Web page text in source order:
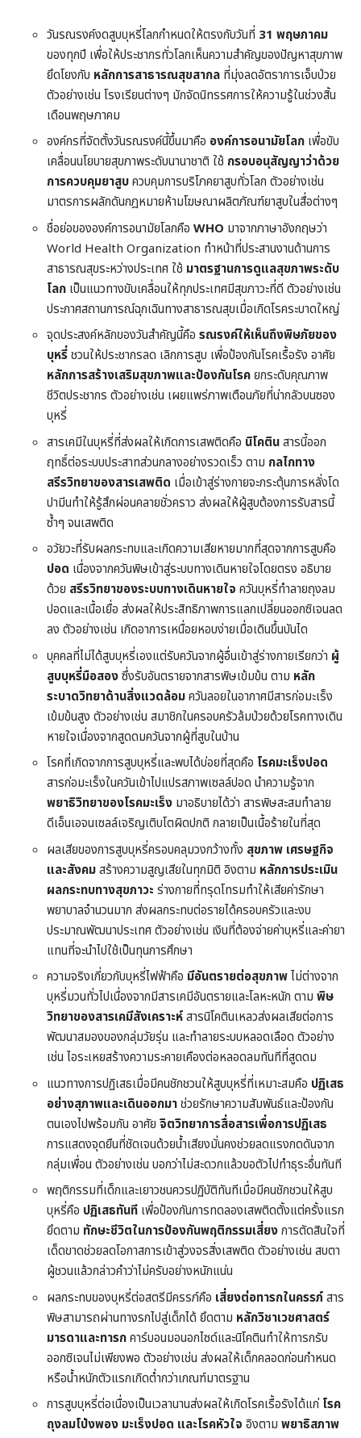
วันรณรงค์งดสูบบุหรี่โลกกำหนดให้ตรงกับวันที่ 31 พฤษภาคม
ของทุกปี เพื่อให้ประชากรทั่วโลกเห็นความสำคัญของปัญหาสุขภาพ
ยึดโยงกับ หลักการสาธารณสุขสากลที่มุ่งลดอัตราการเจ็บป่วย
ตัวอย่างเช่น โรงเรียนต่างๆ มักจัดนิทรรศการให้ความรู้ในช่วงสิ้น
เดือนพฤษภาคม
องค์กรที่จัดตั้งวันรณรงค์นี้ขึ้นมาคือ องค์การอนามัยโลกเพื่อขับ
เคลื่อนนโยบายสุขภาพระดับนานาชาติ ใช้ กรอบอนุสัญญาว่าด้วย
การควบคุมยาสูบควบคุมการบริโภคยาสูบทั่วโลก ตัวอย่างเช่น
มาตรการผลักดันกฎหมายห้ามโฆษณาผลิตภัณฑ์ยาสูบในสื่อต่างๆ
ชื่อย่อขององค์การอนามัยโลกคือ WHO มาจากภาษาอังกฤษว่า
World Health Organization ทำหน้าที่ประสานงานด้านการ
สาธารณสุขระหว่างประเทศ ใช้ มาตรฐานการดูแลสุขภาพระดับ
โลกเป็นแนวทางขับเคลื่อนให้ทุกประเทศมีสุขภาวะที่ดี ตัวอย่างเช่น
ประกาศสถานการณ์ฉุกเฉินทางสาธารณสุขเมื่อเกิดโรคระบาดใหญ่
จุดประสงค์หลักของวันสำคัญนี้คือ รณรงค์ให้เห็นถึงพิษภัยของ
บุหรี่ชวนให้ประชากรลด เลิกการสูบ เพื่อป้องกันโรคเรื้อรัง อาศัย
หลักการสร้างเสริมสุขภาพและป้องกันโรคยกระดับคุณภาพ
ชีวิตประชากร ตัวอย่างเช่น เผยแพร่ภาพเตือนภัยที่น่ากลัวบนซอง
บุหรี่
สารเคมีในบุหรี่ที่ส่งผลให้เกิดการเสพติดคือ นิโคตินสารนี้ออก
ฤทธิ์ต่อระบบประสาทส่วนกลางอย่างรวดเร็ว ตาม กลไกทาง
สรีรวิทยาของสารเสพติด เมื่อเข้าสู่ร่างกายจะกระตุ้นการหลั่งโด
ปามีนทำให้รู้สึกผ่อนคลายชั่วคราว ส่งผลให้ผู้สูบต้องการรับสารนี้
ซ้ำๆ จนเสพติด
อวัยวะที่รับผลกระทบและเกิดความเสียหายมากที่สุดจากการสูบคือ
ปอด เนื่องจากควันพิษเข้าสู่ระบบทางเดินหายใจโดยตรง อธิบาย
ด้วย สรีรวิทยาของระบบทางเดินหายใจ ควันบุหรี่ทำลายถุงลม
ปอดและเนื้อเยื่อ ส่งผลให้ประสิทธิภาพการแลกเปลี่ยนออกซิเจนลด
ลง ตัวอย่างเช่น เกิดอาการเหนื่อยหอบง่ายเมื่อเดินขึ้นบันได
บุคคลที่ไม่ได้สูบบุหรี่เองแต่รับควันจากผู้อื่นเข้าสู่ร่างกายเรียกว่า ผู้
สูบบุหรี่มือสองซึ่งรับอันตรายจากสารพิษเข้มข้น ตาม หลัก
ระบาดวิทยาด้านสิ่งแวดล้อมควันลอยในอากาศมีสารก่อมะเร็ง
เข้มข้นสูง ตัวอย่างเช่น สมาชิกในครอบครัวล้มป่วยด้วยโรคทางเดิน
หายใจเนื่องจากสูดดมควันจากผู้ที่สูบในบ้าน
โรคที่เกิดจากการสูบบุหรี่และพบได้บ่อยที่สุดคือ โรคมะเร็งปอด
สารก่อมะเร็งในควันเข้าไปแปรสภาพเซลล์ปอด นำความรู้จาก
พยาธิวิทยาของโรคมะเร็งมาอธิบายได้ว่า สารพิษสะสมทำลาย
ดีเอ็นเอจนเซลล์เจริญเติบโตผิดปกติ กลายเป็นเนื้อร้ายในที่สุด
ผลเสียของการสูบบุหรี่ครอบคลุมวงกว้างทั้ง สุขภาพ เศรษฐกิจ
และสังคมสร้างความสูญเสียในทุกมิติ อิงตาม หลักการประเมิน
ผลกระทบทางสุขภาวะ ร่างกายที่ทรุดโทรมทำให้เสียค่ารักษา
พยาบาลจำนวนมาก ส่งผลกระทบต่อรายได้ครอบครัวและงบ
ประมาณพัฒนาประเทศ ตัวอย่างเช่น เงินที่ต้องจ่ายค่าบุหรี่และค่ายา
แทนที่จะนำไปใช้เป็นทุนการศึกษา
ความจริงเกี่ยวกับบุหรี่ไฟฟ้าคือ มีอันตรายต่อสุขภาพไม่ต่างจาก
บุหรี่มวนทั่วไปเนื่องจากมีสารเคมีอันตรายและโลหะหนัก ตาม พิษ
วิทยาของสารเคมีสังเคราะห์สารนิโคตินเหลวส่งผลเสียต่อการ
พัฒนาสมองของกลุ่มวัยรุ่น และทำลายระบบหลอดเลือด ตัวอย่าง
เช่น ไอระเหยสร้างความระคายเคืองต่อหลอดลมทันทีที่สูดดม
แนวทางการปฏิเสธเมื่อมีคนชักชวนให้สูบบุหรี่ที่เหมาะสมคือ ปฏิเสธ
อย่างสุภาพและเดินออกมาช่วยรักษาความสัมพันธ์และป้องกัน
ตนเองไปพร้อมกัน อาศัย จิตวิทยาการสื่อสารเพื่อการปฏิเสธ
การแสดงจุดยืนที่ชัดเจนด้วยน้ำเสียงมั่นคงช่วยลดแรงกดดันจาก
กลุ่มเพื่อน ตัวอย่างเช่น บอกว่าไม่สะดวกแล้วขอตัวไปทำธุระอื่นทันที
พฤติกรรมที่เด็กและเยาวชนควรปฏิบัติทันทีเมื่อมีคนชักชวนให้สูบ
บุหรี่คือ ปฏิเสธทันทีเพื่อป้องกันการทดลองเสพติดตั้งแต่ครั้งแรก
ยึดตาม ทักษะชีวิตในการป้องกันพฤติกรรมเสี่ยงการตัดสินใจที่
เด็ดขาดช่วยลดโอกาสการเข้าสู่วงจรสิ่งเสพติด ตัวอย่างเช่น สบตา
ผู้ชวนแล้วกล่าวคำว่าไม่ครับอย่างหนักแน่น
ผลกระทบของบุหรี่ต่อสตรีมีครรภ์คือ เสี่ยงต่อทารกในครรภ์สาร
พิษสามารถผ่านทางรกไปสู่เด็กได้ ยึดตาม หลักวิชาเวชศาสตร์
มารดาและทารกคาร์บอนมอนอกไซด์และนิโคตินทำให้ทารกรับ
ออกซิเจนไม่เพียงพอ ตัวอย่างเช่น ส่งผลให้เด็กคลอดก่อนกำหนด
หรือน้ำหนักตัวแรกเกิดต่ำกว่าเกณฑ์มาตรฐาน
การสูบบุหรี่ต่อเนื่องเป็นเวลานานส่งผลให้เกิดโรคเรื้อรังได้แก่ โรค
ถุงลมโป่งพอง มะเร็งปอด และโรคหัวใจ อิงตาม พยาธิสภาพ